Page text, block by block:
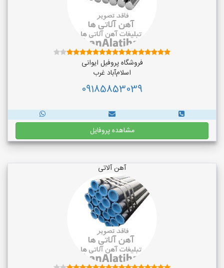
فروشگاه پروفیل ایوانی
اسلام‌آباد غرب
09185853039
مشاهده پروفایل
آهن آلاتی